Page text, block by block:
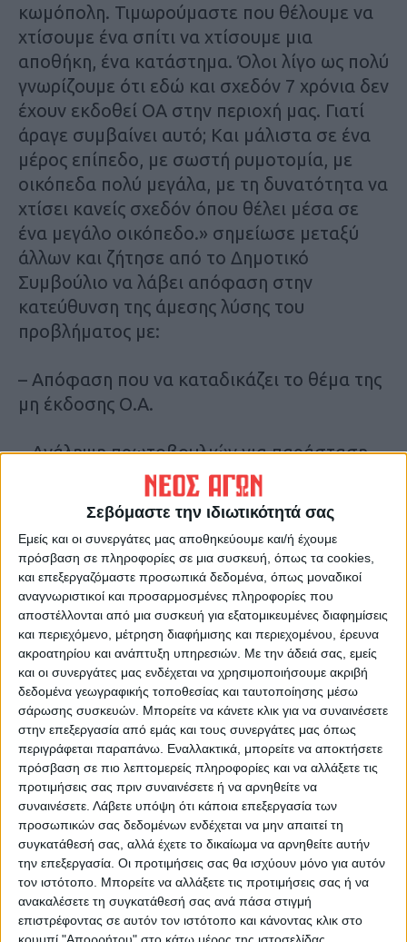
Σεβόμαστε την ιδιωτικότητά σας
Εμείς και οι συνεργάτες μας αποθηκεύουμε και/ή έχουμε
πρόσβαση σε πληροφορίες σε μια συσκευή, όπως τα cookies,
και επεξεργαζόμαστε προσωπικά δεδομένα, όπως μοναδικοί
αναγνωριστικοί και προσαρμοσμένες πληροφορίες που
αποστέλλονται από μια συσκευή για εξατομικευμένες διαφημίσεις
και περιεχόμενο, μέτρηση διαφήμισης και περιεχομένου, έρευνα
ακροατηρίου και ανάπτυξη υπηρεσιών. Με την άδειά σας, εμείς
και οι συνεργάτες μας ενδέχεται να χρησιμοποιήσουμε ακριβή
δεδομένα γεωγραφικής τοποθεσίας και ταυτοποίησης μέσω
σάρωσης συσκευών. Μπορείτε να κάνετε κλικ για να συναινέσετε
στην επεξεργασία από εμάς και τους συνεργάτες μας όπως
περιγράφεται παραπάνω. Εναλλακτικά, μπορείτε να αποκτήσετε
πρόσβαση σε πιο λεπτομερείς πληροφορίες και να αλλάξετε τις
προτιμήσεις σας πριν συναινέσετε ή να αρνηθείτε να
συναινέσετε. Λάβετε υπόψη ότι κάποια επεξεργασία των
προσωπικών σας δεδομένων ενδέχεται να μην απαιτεί τη
συγκατάθεσή σας, αλλά έχετε το δικαίωμα να αρνηθείτε αυτήν
την επεξεργασία. Οι προτιμήσεις σας θα ισχύουν μόνο για αυτόν
τον ιστότοπο. Μπορείτε να αλλάξετε τις προτιμήσεις σας ή να
ανακαλέσετε τη συγκατάθεσή σας ανά πάσα στιγμή
επιστρέφοντας σε αυτόν τον ιστότοπο και κάνοντας κλικ στο
κωμόπολη. Τιμωρούμαστε που θέλουμε να
χτίσουμε ένα σπίτι να χτίσουμε μια
αποθήκη, ένα κατάστημα. Όλοι λίγο ως πολύ
γνωρίζουμε ότι εδώ και σχεδόν 7 χρόνια δεν
έχουν εκδοθεί ΟΑ στην περιοχή μας. Γιατί
άραγε συμβαίνει αυτό; Και μάλιστα σε ένα
μέρος επίπεδο, με σωστή ρυμοτομία, με
οικόπεδα πολύ μεγάλα, με τη δυνατότητα να
χτίσει κανείς σχεδόν όπου θέλει μέσα σε
ένα μεγάλο οικόπεδο.» σημείωσε μεταξύ
άλλων και ζήτησε από το Δημοτικό
Συμβούλιο να λάβει απόφαση στην
κατεύθυνση της άμεσης λύσης του
προβλήματος με:
– Απόφαση που να καταδικάζει το θέμα της
μη έκδοσης Ο.Α.
– Ανάληψη πρωτοβουλιών για παράσταση
διαμαρτυρίας των πολιτών στην αρμόδια
– Ανάληψη πρωτοβουλιών που θα κινούνται
στο μέγιστο δυνατό πολιτικό επίπεδο
– Ανάδειξη του θέματος σε κεντρικά και
τοπικά μέσα ενημέρωσης από αύριο.
– Ανάληψη ευθύνης να αναζητήσει με κάθε
νόμιμο μέσο τυχόν άδειες που έχουν
εκδοθεί στο Νομό Καρδίτσας αλλά και σε
άλλους όμορους νομούς με παρόμοιους
οικισμούς έτσι ώστε να διαπιστωθεί το
μέγεθος του προβλήματος και ο τρόπος
αντιμετώπισης κάθε περίπτωσης παρόμοιας
με την δική μας από άλλες υπηρεσίες.
– Να προχωρήσουν νομικές ενέργειες από
το Δήμο Παλαμά